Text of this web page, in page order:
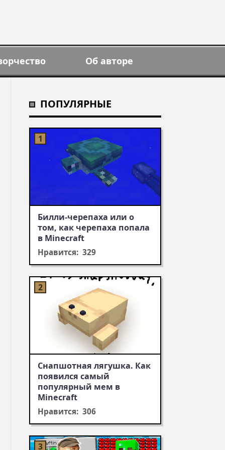
Об авторе
ПОПУЛЯРНЫЕ
Билли-черепаха или о
том, как черепаха попала
в Minecraft
Нравится: 329
Снапшотная лягушка. Как
появился самый
популярный мем в
Minecraft
Нравится: 306